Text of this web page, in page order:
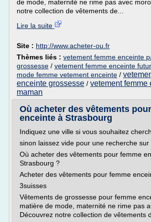
de mode, maternité ne rime pas avec
notre collection de vêtements de...
Lire la suite
Site : http://www.acheter-ou.fr
Thèmes liés : vetement femme enceinte
grossesse / vetement femme enceinte
mode femme vetement enceinte /
enceinte grossesse / vetement femme
maman
Où acheter des vêtements
enceinte à Strasbourg
Indiquez une ville si vous souhaitez
sinon laissez vide pour une recherche sur
Où acheter des vêtements pour femme
Strasbourg ?
Acheter des vêtements pour femme
3suisses
Vêtements de grossesse pour femme
matière de mode, maternité ne rime pas
Découvrez notre collection de vêtements